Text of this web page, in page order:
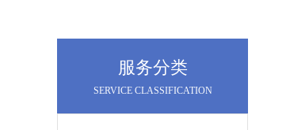
服务分类
SERVICE CLASSIFICATION